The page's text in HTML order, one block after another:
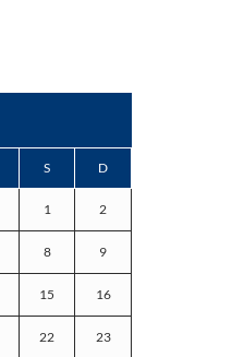
S D
1 2
8 9
15 16
22 23